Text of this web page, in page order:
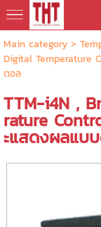
Main category>
Digital Temperature
ตอล
TTM-i4N ,
rature
ะแสดงผลแบ